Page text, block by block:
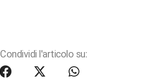
Condividi l'articolo su: